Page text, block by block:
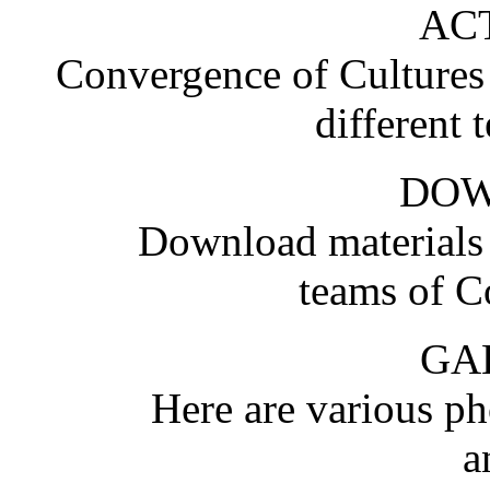
Convergence of
different
Download
teams of
Here are various